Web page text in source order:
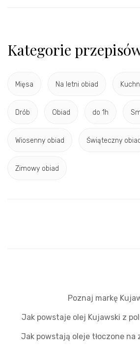
Kategorie
Mięsa Na letni obiad
Drób Obiad do 1h
Wiosenny obiad Świąteczny
Zimowy obiad
Poznaj markę
Jak powstaje olej Kujawski z
Jak powstają oleje tłoczone na